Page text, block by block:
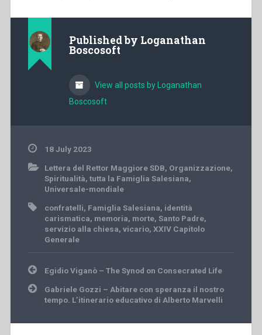
Published by Loganathan
Boscosoft
View all posts by Loganathan
Boscosoft
18 July 2023
Lettera del Rettor Maggiore SDB, Organizzazione,
Spiritualità, tutta la Famiglia Salesiana,
Universale-mondiale
confratelli, Famiglia Salesiana, identità
carismatica, memoria, morte, Santo Padre,
servizio alla chiesa, vicario, XXIV Capitolo
Generale
Post
navigation
Egidio Viganò – The Synod on Consecrated Life
Gabriele Gozzi – Abitare con speranza il nostro
tempo. L’itinerario educativo di Alberto Marvelli